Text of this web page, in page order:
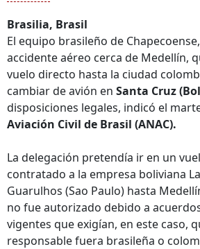
Brasilia, Brasil
El equipo brasileño de
accidente aéreo cerca de Medellín,
vuelo directo hasta la ciudad
cambiar de avión en Santa Cruz
disposiciones legales, indicó el
Aviación Civil de Brasil (ANAC).
La delegación pretendía ir en un
contratado a la empresa boliviana
Guarulhos (Sao Paulo) hasta
no fue autorizado debido a
vigentes que exigían, en este caso,
responsable fuera brasileña o